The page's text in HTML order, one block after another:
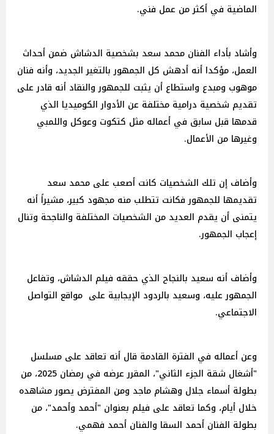
الماضية في أكثر من عمل فني.
وأشاد بأداء الفنان محمد سعد بشخصية الدشاش ضمن أحداث
العمل، مؤكدا أنه أدهش كل الجمهور بالتغير الجديد، وأنه فنان
موهوب ومبدع واستطاع أن يثبت للجمهور والنقاد أنه قادر على
تقديم شخصية درامية مختلفة عن الأدوار الكوميديا الذي
قدمها قبل سابق في أعماله مثل كتكوت وعوكل واللمبي
وغيرها من الأعمال.
وأضاف إن تلك الشخصيات كانت أصعب على محمد سعد
تقديمها للجمهور فكانت تتطلب منه مجهود كبير، مشيراً أنه
يتمنى أن يقدم العديد من الشخصيات المختلفة والناجحة وتنال
إعجاب الجمهور.
وأضاف أنه سعيد بالنجاح الذي حققه فيلم الدشاش، وتفاعل
الجمهور عليه، وسعيد بالردود الإيجابية على مواقع التواصل
الاجتماعي.
وعن أعماله في الفترة القادمة قال أنه تعاقد على مسلسل
"أشغال شقة الجزء الثاني"، المقرر عرضه في رمضان 2025، من
بطولة أسماء جلال وهشام ماجد ومن المفترض يصور مشاهده
خلال أيام، وكما تعاقد على فيلم بعنوان "أحمد وأحمد"، من
بطولة الفنان أحمد السقا والفنان أحمد فهمي.